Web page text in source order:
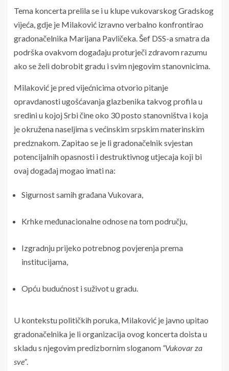
Tema koncerta prelila se i u klupe vukovarskog Gradskog
vijeća, gdje je Milaković izravno verbalno konfrontirao
gradonačelnika Marijana Pavličeka. Šef DSS-a smatra da
podrška ovakvom događaju proturječi zdravom razumu
ako se želi dobrobit gradu i svim njegovim stanovnicima.
Milaković je pred vijećnicima otvorio pitanje
opravdanosti ugošćavanja glazbenika takvog profila u
sredini u kojoj Srbi čine oko 30 posto stanovništva i koja
je okružena naseljima s većinskim srpskim materinskim
predznakom. Zapitao se je li gradonačelnik svjestan
potencijalnih opasnosti i destruktivnog utjecaja koji bi
ovaj događaj mogao imati na:
Sigurnost samih građana Vukovara,
Krhke međunacionalne odnose na tom području,
Izgradnju prijeko potrebnog povjerenja prema
institucijama,
Opću budućnost i suživot u gradu.
U kontekstu političkih poruka, Milaković je javno upitao
gradonačelnika je li organizacija ovog koncerta doista u
skladu s njegovim predizbornim sloganom “Vukovar za
sve”.